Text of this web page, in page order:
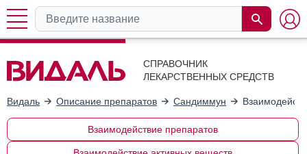
СПРАВОЧНИК
ЛЕКАРСТВЕННЫХ СРЕДСТВ
Видаль Описание препаратов Сандиммун
Взаимодействие препаратов